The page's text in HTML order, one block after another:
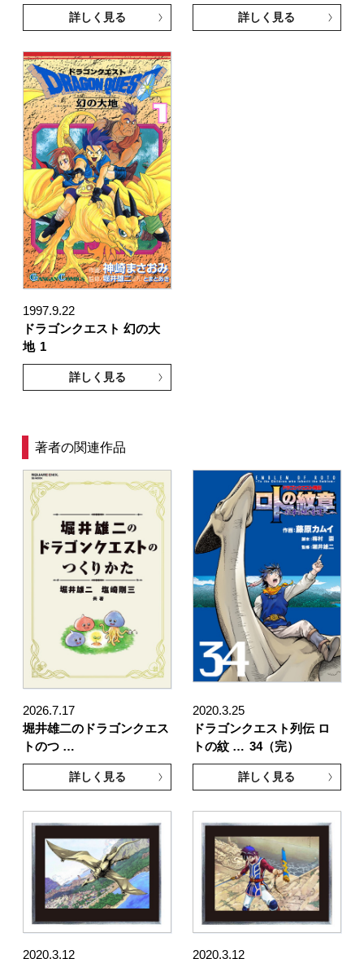
詳しく見る 詳しく見る
1997.9.22
ドラゴンクエスト 幻の大
地 1
詳しく見る
著者の関連作品
2026.7.17
堀井雄二のドラゴンクエス
トのつ …
詳しく見る
2020.3.25
ドラゴンクエスト列伝 ロ
トの紋 … 34（完）
詳しく見る
2020.3.12 2020.3.12